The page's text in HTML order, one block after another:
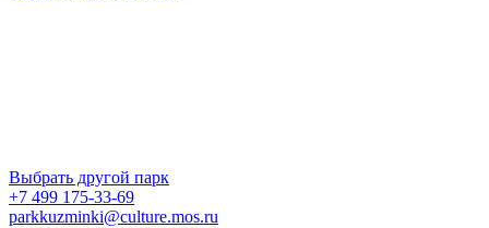
Выбрать другой парк
+7 499 175-33-69
parkkuzminki@culture.mos.ru